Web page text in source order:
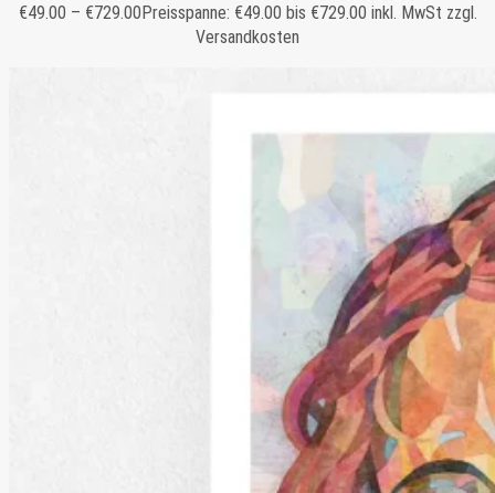
€49.00 – €729.00Preisspanne: €49.00 bis €729.00 inkl. MwSt zzgl.
Versandkosten